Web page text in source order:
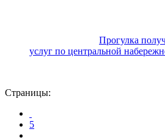
Прогулка
услуг по центральной
Страницы:
5